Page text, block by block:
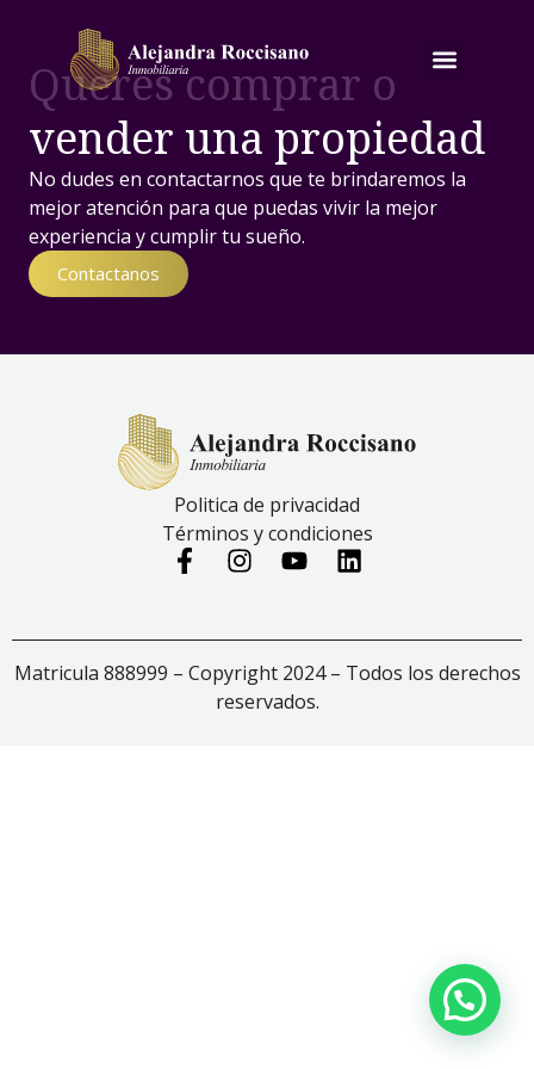
Queres comprar o
vender una propiedad
No dudes en contactarnos que te brindaremos la
mejor atención para que puedas vivir la mejor
experiencia y cumplir tu sueño.
Contactanos
Politica de privacidad
Términos y condiciones
Matricula 888999 – Copyright 2024 – Todos los derechos
reservados.